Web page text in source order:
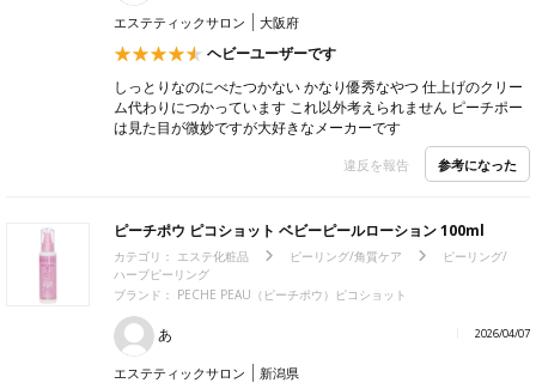
エステティックサロン 大阪府
ヘビーユーザーです
しっとりなのにべたつかない かなり優秀なやつ 仕上げのクリー
ム代わりにつかっています これ以外考えられません ピーチポー
は見た目が微妙ですが大好きなメーカーです
違反を報告 参考になった
ピーチポウ ピコショット ベビーピールローション 100ml
カテゴリ： エステ化粧品 ピーリング/角質ケア
ピーリング/
ハーブピーリング
ブランド： PECHE PEAU（ピーチポウ）ピコショット
あ 2026/04/07
エステティックサロン 新潟県